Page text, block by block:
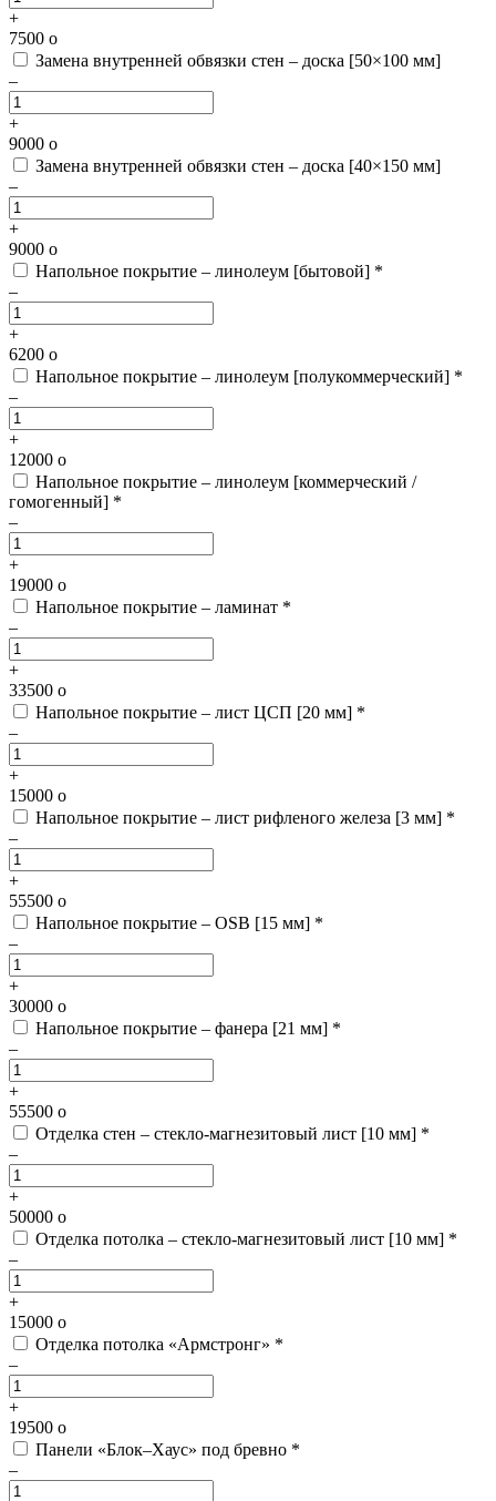
+
7500 o
Замена внутренней обвязки стен – доска [50×100 мм]
–
+
9000 o
Замена внутренней обвязки стен – доска [40×150 мм]
–
+
9000 o
Напольное покрытие – линолеум [бытовой] *
–
+
6200 o
Напольное покрытие – линолеум [полукоммерческий] *
–
+
12000 o
Напольное покрытие – линолеум [коммерческий /
гомогенный] *
–
+
19000 o
Напольное покрытие – ламинат *
–
+
33500 o
Напольное покрытие – лист ЦСП [20 мм] *
–
+
15000 o
Напольное покрытие – лист рифленого железа [3 мм] *
–
+
55500 o
Напольное покрытие – OSB [15 мм] *
–
+
30000 o
Напольное покрытие – фанера [21 мм] *
–
+
55500 o
Отделка стен – стекло-магнезитовый лист [10 мм] *
–
+
50000 o
Отделка потолка – стекло-магнезитовый лист [10 мм] *
–
+
15000 o
Отделка потолка «Армстронг» *
–
+
19500 o
Панели «Блок–Хаус» под бревно *
–